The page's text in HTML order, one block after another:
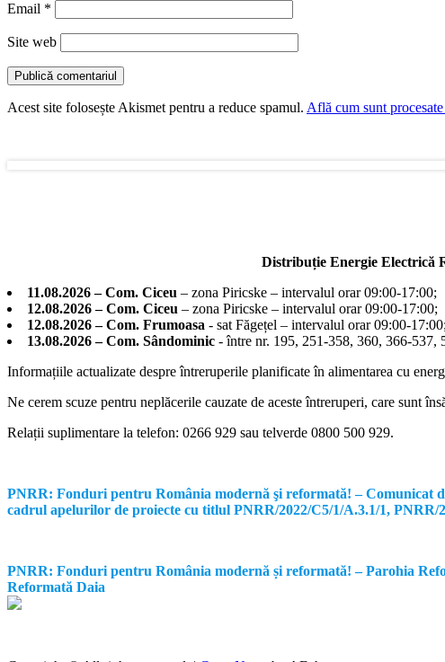
Email *
Site web
Acest site folosește Akismet pentru a reduce spamul. Află cum sunt
Distribuție Energie Electrică
11.08.2026 – Com. Ciceu – zona Piricske – intervalul orar 09:00-17:00;
12.08.2026 – Com. Ciceu – zona Piricske – intervalul orar 09:00-17:00;
12.08.2026 – Com. Frumoasa - sat Făgețel – intervalul orar 09:00-
13.08.2026 – Com. Sândominic - între nr. 195, 251-358, 360, 366-
Informațiile actualizate despre întreruperile planificate în alimentarea cu
Ne cerem scuze pentru neplăcerile cauzate de aceste întreruperi, care sunt
Relații suplimentare la telefon: 0266 929 sau telverde 0800 500 929.
PNRR: Fonduri pentru România modernă şi reformată! – Comunicat
cadrul apelurilor de proiecte cu titlul PNRR/2022/C5/1/A.3.1/1,
PNRR: Fonduri pentru România modernă și reformată! – Parohia
Reformată Daia